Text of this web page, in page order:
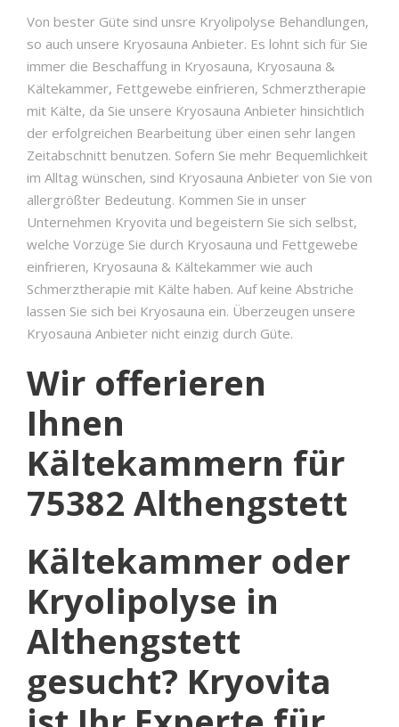
Von bester Güte sind unsre Kryolipolyse Behandlungen,
so auch unsere Kryosauna Anbieter. Es lohnt sich für Sie
immer die Beschaffung in Kryosauna, Kryosauna &
Kältekammer, Fettgewebe einfrieren, Schmerztherapie
mit Kälte, da Sie unsere Kryosauna Anbieter hinsichtlich
der erfolgreichen Bearbeitung über einen sehr langen
Zeitabschnitt benutzen. Sofern Sie mehr Bequemlichkeit
im Alltag wünschen, sind Kryosauna Anbieter von Sie von
allergrößter Bedeutung. Kommen Sie in unser
Unternehmen Kryovita und begeistern Sie sich selbst,
welche Vorzüge Sie durch Kryosauna und Fettgewebe
einfrieren, Kryosauna & Kältekammer wie auch
Schmerztherapie mit Kälte haben. Auf keine Abstriche
lassen Sie sich bei Kryosauna ein. Überzeugen unsere
Kryosauna Anbieter nicht einzig durch Güte.
Wir offerieren
Ihnen
Kältekammern für
75382 Althengstett
Kältekammer oder
Kryolipolyse in
Althengstett
gesucht? Kryovita